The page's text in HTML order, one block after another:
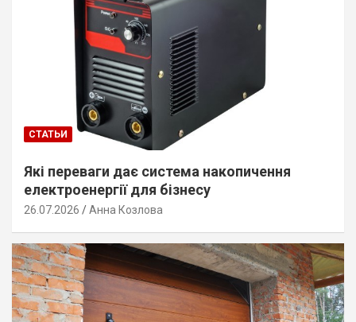
СТАТЬИ
Які переваги дає система накопичення
електроенергії для бізнесу
26.07.2026 Анна Козлова